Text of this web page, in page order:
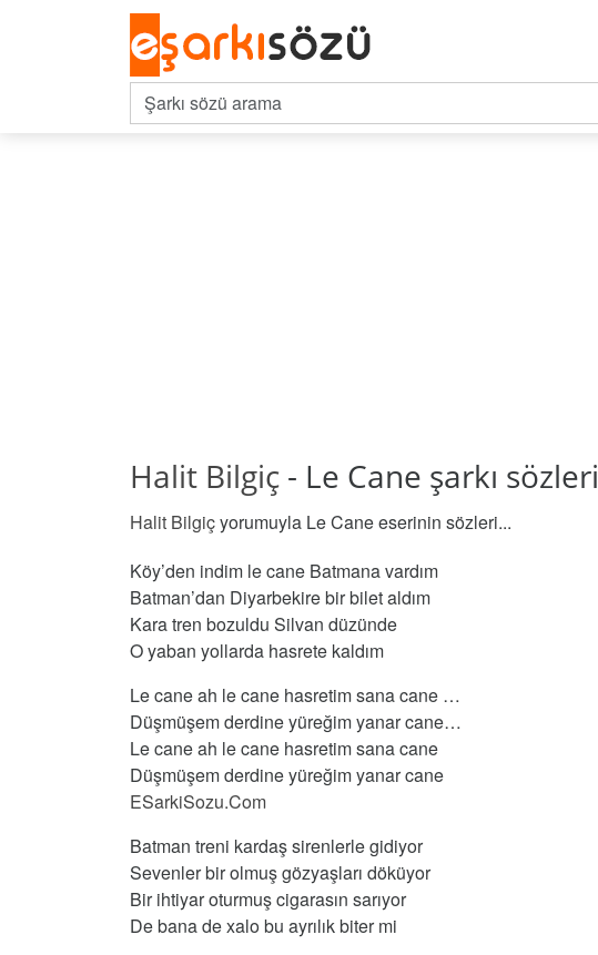
Halit Bilgiç - Le Cane şarkı sözleri
Halit Bilgiçyorumuyla Le Cane eserinin sözleri...
Köy’den indim le cane Batmana vardım
Batman’dan Diyarbekire bir bilet aldım
Kara tren bozuldu Silvan düzünde
O yaban yollarda hasrete kaldım
Le cane ah le cane hasretim sana cane …
Düşmüşem derdine yüreğim yanar cane…
Le cane ah le cane hasretim sana cane
Düşmüşem derdine yüreğim yanar cane
ESarkiSozu.Com
Batman treni kardaş sirenlerle gidiyor
Sevenler bir olmuş gözyaşları döküyor
Bir ihtiyar oturmuş cigarasın sarıyor
De bana de xalo bu ayrılık biter mi